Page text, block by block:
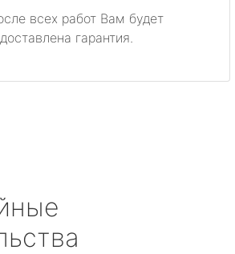
всех работ Вам будет
гарантия.